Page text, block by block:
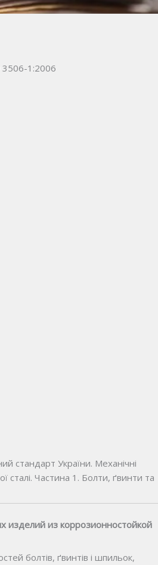
1:2006
стандарт України. Механічні
сталі. Частина 1. Болти, ґвинти та
изделий из коррозионностойкой
болтів, ґвинтів і шпильок,